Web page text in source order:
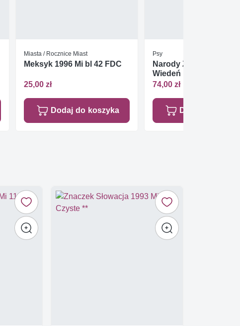
Miasta / Rocznice Miast
Meksyk 1996 Mi bl 42 FDC
25,00 zł
Dodaj do koszyka
Psy
Narody Zjednoczone
Wiedeń 1992 Mi 139-
Czyste **
74,00 zł
Dodaj do